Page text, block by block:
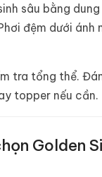
sâu bằng
đệm dưới ánh
tra tổng thể.
topper nếu cần.
Golden